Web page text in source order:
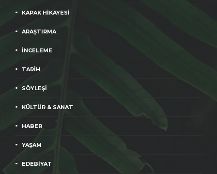
KAPAK HİKAYESİ
ARAŞTIRMA
İNCELEME
TARİH
SÖYLEŞİ
KÜLTÜR & SANAT
HABER
YAŞAM
EDEBİYAT